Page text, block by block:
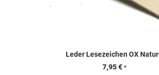
Leder Lesezeichen OX
7,95€ *